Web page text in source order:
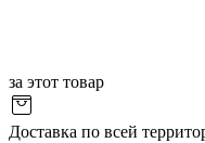
за этот товар
Доставка по всей